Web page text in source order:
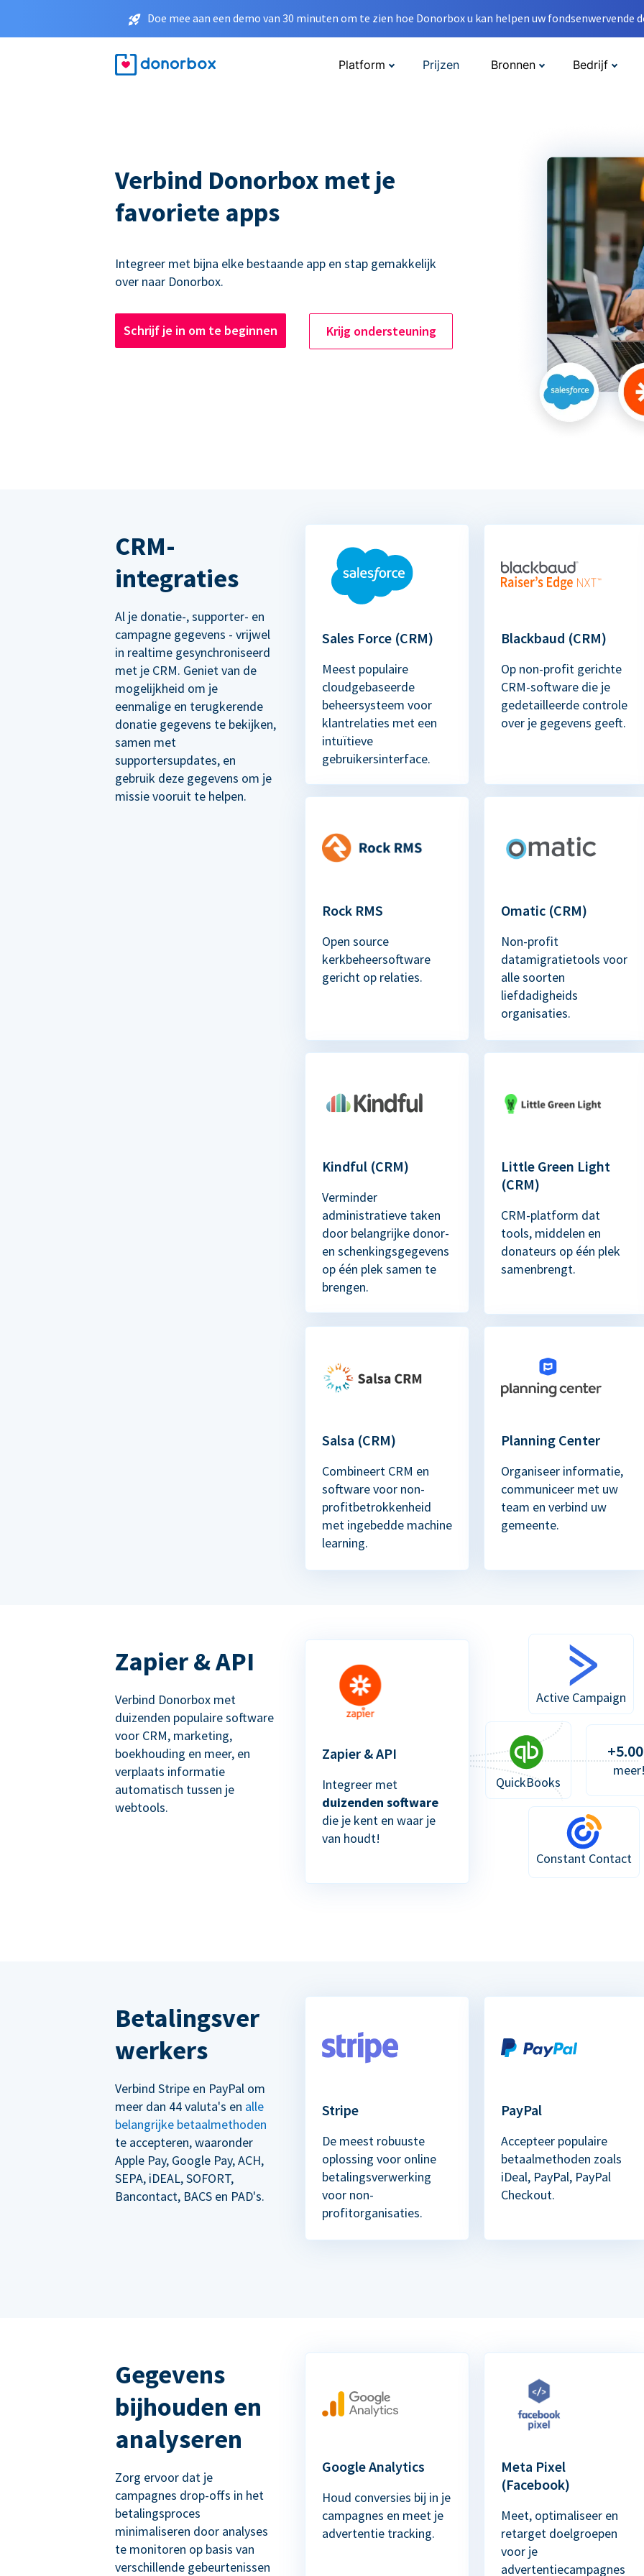
Doe mee aan een demo van 30 minuten om te zien hoe Donorbox u kan helpen uw fondsenwervende
Platform Prijzen Bronnen Bedrijf
Verbind Donorbox met je
favoriete apps
Integreer met bijna elke bestaande app en stap gemakkelijk
over naar Donorbox.
Schrijf je in om te beginnen Krijg ondersteuning
CRM-
integraties
Al je donatie-, supporter- en
campagne gegevens - vrijwel
in realtime gesynchroniseerd
met je CRM. Geniet van de
mogelijkheid om je
eenmalige en terugkerende
donatie gegevens te bekijken,
samen met
supportersupdates, en
gebruik deze gegevens om je
missie vooruit te helpen.
Sales Force (CRM)
Meest populaire
cloudgebaseerde
beheersysteem voor
klantrelaties met een
intuïtieve
gebruikersinterface.
Blackbaud (CRM)
Op non-profit gerichte
CRM-software die je
gedetailleerde controle
over je gegevens geeft.
Rock RMS
Open source
kerkbeheersoftware
gericht op relaties.
Omatic (CRM)
Non-profit
datamigratietools voor
alle soorten
liefdadigheids
organisaties.
Kindful (CRM)
Verminder
administratieve taken
door belangrijke donor-
en schenkingsgegevens
op één plek samen te
brengen.
Little Green Light
(CRM)
CRM-platform dat
tools, middelen en
donateurs op één plek
samenbrengt.
Salsa (CRM)
Combineert CRM en
software voor non-
profitbetrokkenheid
met ingebedde machine
learning.
Planning Center
Organiseer informatie,
communiceer met uw
team en verbind uw
gemeente.
Zapier & API
Verbind Donorbox met
duizenden populaire software
voor CRM, marketing,
boekhouding en meer, en
verplaats informatie
automatisch tussen je
webtools.
Zapier & API
Integreer met
duizenden software
die je kent en waar je
van houdt!
Active Campaign
QuickBooks
Constant Contact
Betalingsver
werkers
Verbind Stripe en PayPal om
meer dan 44 valuta's en alle
belangrijke betaalmethoden
te accepteren, waaronder
Apple Pay, Google Pay, ACH,
SEPA, iDEAL, SOFORT,
Bancontact, BACS en PAD's.
Stripe
De meest robuuste
oplossing voor online
betalingsverwerking
voor non-
profitorganisaties.
PayPal
Accepteer populaire
betaalmethoden zoals
iDeal, PayPal, PayPal
Checkout.
Gegevens
bijhouden en
analyseren
Zorg ervoor dat je
campagnes drop-offs in het
betalingsproces
minimaliseren door analyses
te monitoren op basis van
verschillende gebeurtenissen
Google Analytics
Houd conversies bij in je
campagnes en meet je
advertentie tracking.
Meta Pixel
(Facebook)
Meet, optimaliseer en
retarget doelgroepen
voor je
advertentiecampagnes